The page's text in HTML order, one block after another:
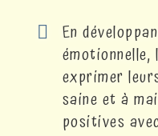
En
exprimer
saine et à
positives